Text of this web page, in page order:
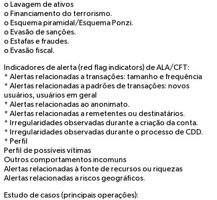
o Lavagem de ativos
o Financiamento do terrorismo.
o Esquema piramidal/Esquema Ponzi.
o Evasão de sanções.
o Estafas e fraudes.
o Evasão fiscal.
Indicadores de alerta (red flag indicators) de ALA/CFT:
* Alertas relacionadas a transações: tamanho e frequência
* Alertas relacionadas a padrões de transações: novos
usuários, usuários em geral
* Alertas relacionadas ao anonimato.
* Alertas relacionadas a remetentes ou destinatários.
* Irregularidades observadas durante a criação da conta.
* Irregularidades observadas durante o processo de CDD.
* Perfil
Perfil de possíveis vítimas
Outros comportamentos incomuns
Alertas relacionadas à fonte de recursos ou riquezas
Alertas relacionadas a riscos geográficos.
Estudo de casos (principais operações):